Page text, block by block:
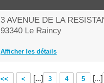
3 AVENUE DE LA
93340 Le Raincy
Afficher les détails
<< < [...] 3 4 5 [...]